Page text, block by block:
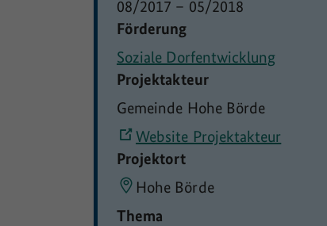
08/2017 – 05/2018
Förderung
Soziale Dorfentwicklung
Projektakteur
Gemeinde Hohe Börde
Website Projektakteur
Projektort
Hohe Börde
Thema